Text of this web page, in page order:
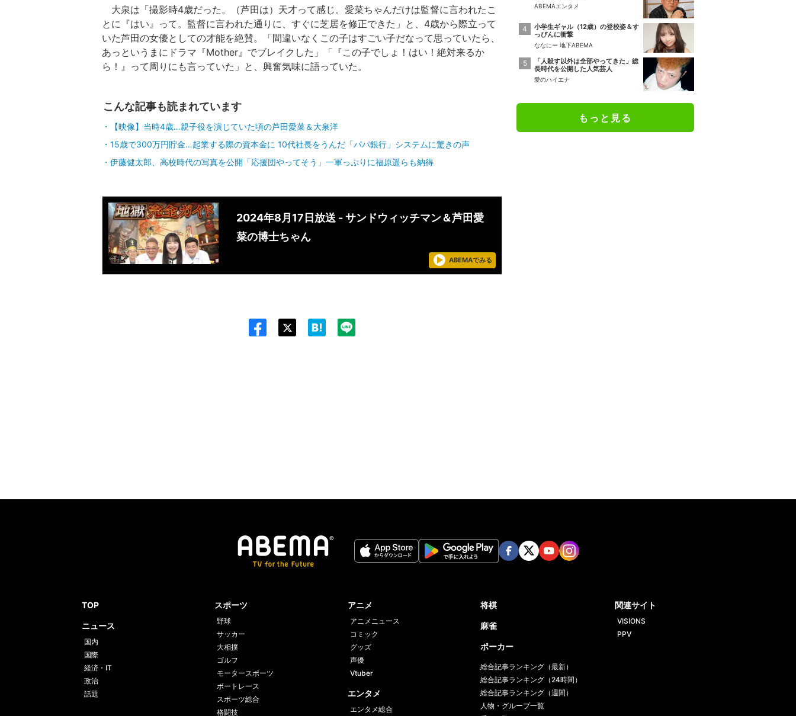
大泉は「撮影時4歳だった。（芦田は）天才って感じ。愛菜ちゃんだけは監督に言われたこ
とに『はい』って。監督に言われた通りに、すぐに芝居を修正できた」と、4歳から際立って
いた芦田の女優としての才能を絶賛。「間違いなくこの子はすごい子だなって思っていたら、
あっというまにドラマ『Mother』でブレイクした」「『この子でしょ！はい！絶対来るか
ら！』って周りにも言っていた」と、興奮気味に語っていた。
こんな記事も読まれています
【映像】当時4歳…親子役を演じていた頃の芦田愛菜＆大泉洋
15歳で300万円貯金…起業する際の資本金に 10代社長をうんだ「パパ銀行」システムに驚きの声
伊藤健太郎、高校時代の写真を公開「応援団やってそう」一軍っぷりに福原遥らも納得
2024年8月17日放送 - サンドウィッチマン＆芦田愛
菜の博士ちゃん
ABEMAでみる
ABEMAエンタメ
小学生ギャル（12歳）の登校姿＆す
っぴんに衝撃
ななにー 地下ABEMA
「人殺す以外は全部やってきた」総
長時代を公開した人気芸人
愛のハイエナ
もっと見る
TOP
ニュース
国内
国際
経済・IT
政治
話題
スポーツ
野球
サッカー
大相撲
ゴルフ
モータースポーツ
ボートレース
スポーツ総合
格闘技
アニメ
アニメニュース
コミック
グッズ
声優
Vtuber
エンタメ
エンタメ総合
将棋
麻雀
ポーカー
総合記事ランキング（最新）
総合記事ランキング（24時間）
総合記事ランキング（週間）
人物・グループ一覧
関連サイト
VISIONS
PPV